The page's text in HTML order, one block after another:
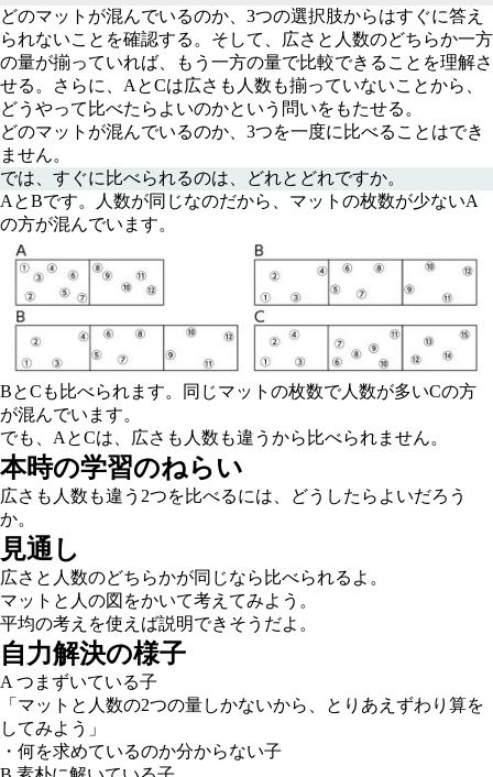
どのマットが混んでいるのか、3つの選択肢からはすぐに答え
られないことを確認する。そして、広さと人数のどちらか一方
の量が揃っていれば、もう一方の量で比較できることを理解さ
せる。さらに、AとCは広さも人数も揃っていないことから、
どうやって比べたらよいのかという問いをもたせる。
どのマットが混んでいるのか、3つを一度に比べることはでき
ません。
では、すぐに比べられるのは、どれとどれですか。
AとBです。人数が同じなのだから、マットの枚数が少ないA
の方が混んでいます。
BとCも比べられます。同じマットの枚数で人数が多いCの方
が混んでいます。
でも、AとCは、広さも人数も違うから比べられません。
本時の学習のねらい
広さも人数も違う2つを比べるには、どうしたらよいだろう
か。
見通し
広さと人数のどちらかが同じなら比べられるよ。
マットと人の図をかいて考えてみよう。
平均の考えを使えば説明できそうだよ。
自力解決の様子
A つまずいている子
「マットと人数の2つの量しかないから、とりあえずわり算を
してみよう」
・何を求めているのか分からない子